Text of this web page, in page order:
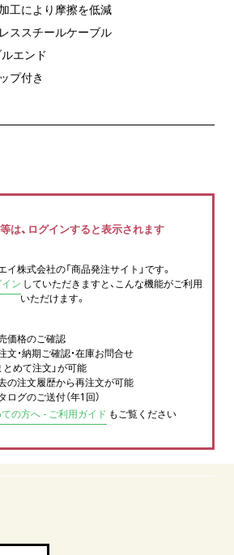
工により摩擦を低減
ススチールケーブル
エンド
プ付き
は、ログインすると表示されます
イ株式会社の「商品発注サイト」です。
ン していただきますと、こんな機能がご利用
いただけます。
価格のご確認
文・納期ご確認・在庫お問合せ
とめて注文」が可能
の注文履歴から再注文が可能
ログのご送付（年1回）
の方へ - ご利用ガイド もご覧ください